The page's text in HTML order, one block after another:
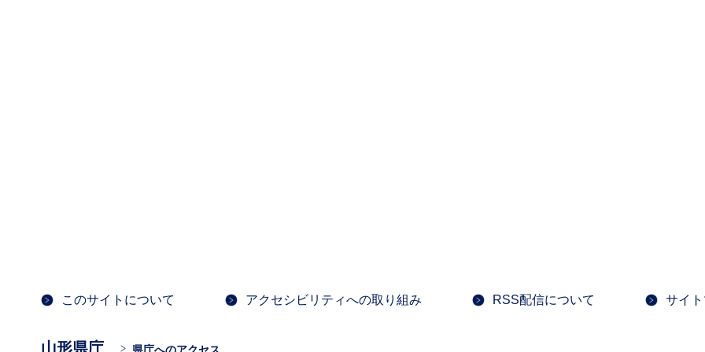
このサイトについて アクセシビリティへの取り組み RSS配信について サイ
山形県庁